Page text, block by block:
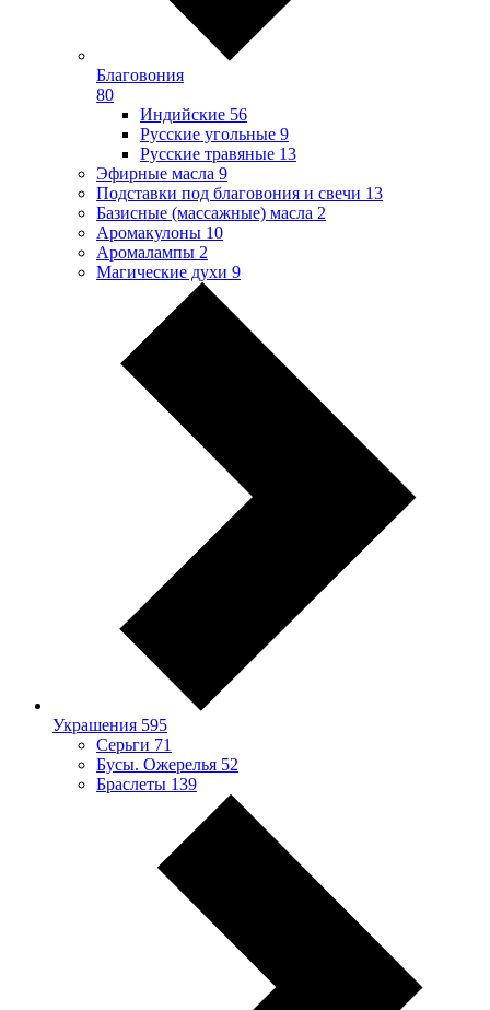
Благовония
80
Индийские 56
Русские угольные 9
Русские травяные 13
Эфирные масла 9
Подставки под благовония и свечи 13
Базисные (массажные) масла 2
Аромакулоны 10
Аромалампы 2
Магические духи 9
Украшения 595
Серьги 71
Бусы. Ожерелья 52
Браслеты 139